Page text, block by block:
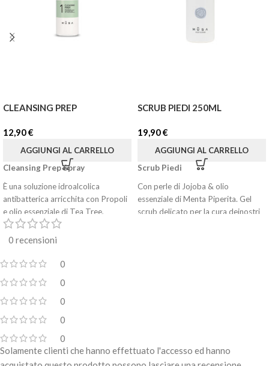
CLEANSING PREP
12,90€
AGGIUNGI AL CARRELLO
Cleansing Prep Spray
È una soluzione idroalcolica
antibatterica arricchita con Propoli
e olio essenziale di Tea Tree,
dalle proprietà antimicotiche e
antinfiammatorie, destinata alla
cheratinizzazione, donando un
leggero effetto peeling, preparando
successivo di esfoliazione profonda.
Può essere utilizzato anche come
prodotto per la cura quotidiana,
SCRUB PIEDI 250ML
19,90€
AGGIUNGI AL CARRELLO
Scrub Piedi
Con perle di Jojoba & olio
essenziale di Menta Piperita. Gel
scrub delicato per la cura deinostri
cellulare.
0 recensioni
0
0
0
0
0
Solamente clienti che hanno effettuato l'accesso ed hanno